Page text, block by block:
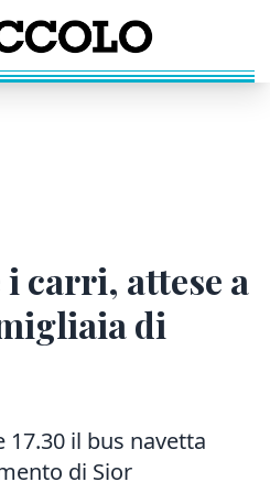
i carri, attese a
di
17.30 il bus navetta
di Sior